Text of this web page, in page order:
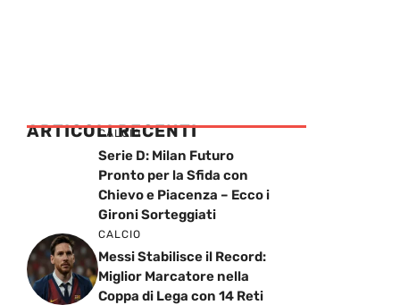
ARTICOLI RECENTI
CALCIO
Serie D: Milan Futuro
Pronto per la Sfida con
Chievo e Piacenza – Ecco i
Gironi Sorteggiati
CALCIO
Messi Stabilisce il Record:
Miglior Marcatore nella
Coppa di Lega con 14 Reti